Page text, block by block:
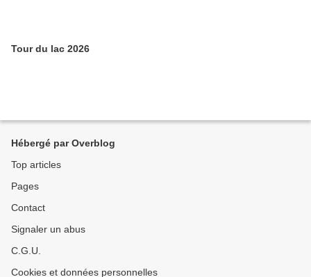
Tour du lac 2026
Hébergé par Overblog
Top articles
Pages
Contact
Signaler un abus
C.G.U.
Cookies et données personnelles